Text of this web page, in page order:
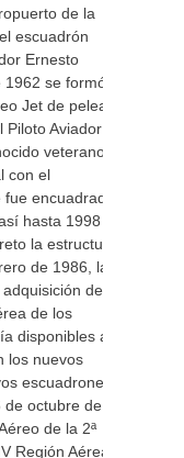
de la
escuadrón
Ernesto
se formó
Jet de pelea,
Piloto Aviador
veterano
con el
encuadrado
hasta 1998
la estructura
de 1986, la
de
de los
disponibles a
los nuevos
escuadrones
de octubre de
de la 2ª
Región Aérea